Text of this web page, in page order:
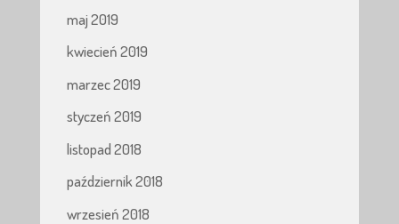
maj 2019
kwiecień 2019
marzec 2019
styczeń 2019
listopad 2018
październik 2018
wrzesień 2018